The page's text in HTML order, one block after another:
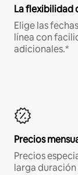
La flexibilidad
Elige las
línea con
adicionales.*
Precios
Precios
larga duración